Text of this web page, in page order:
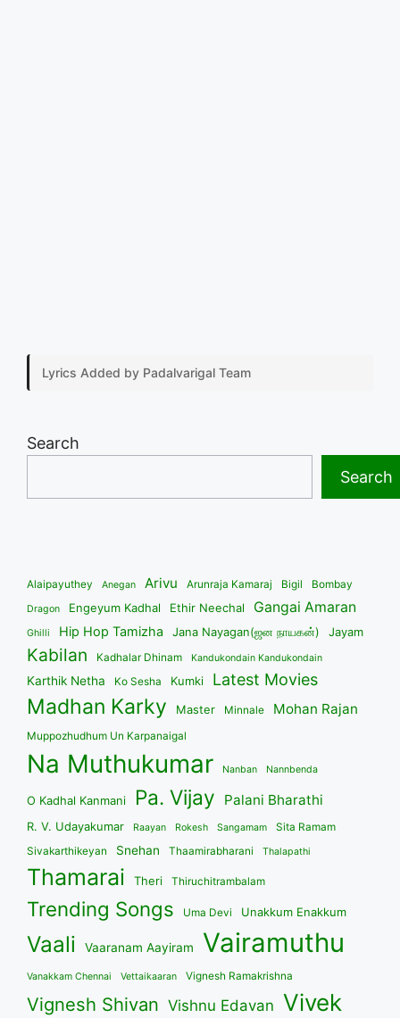
Lyrics Added by Padalvarigal Team
Search
Search
Alaipayuthey Anegan Arivu Arunraja Kamaraj Bigil Bombay
Dragon Engeyum Kadhal Ethir Neechal Gangai Amaran
Ghilli Hip Hop Tamizha Jana Nayagan(ஜன நாயகன்) Jayam
Kabilan Kadhalar Dhinam Kandukondain Kandukondain
Karthik Netha Ko Sesha Kumki Latest Movies
Madhan Karky Master Minnale Mohan Rajan
Muppozhudhum Un Karpanaigal
Na Muthukumar Nanban Nannbenda
O Kadhal Kanmani Pa. Vijay Palani Bharathi
R. V. Udayakumar Raayan Rokesh Sangamam
Sita Ramam
Sivakarthikeyan
Snehan Thaamirabharani Thalapathi
Thamarai Theri Thiruchitrambalam
Trending Songs Uma Devi Unakkum Enakkum
Vaali Vaaranam Aayiram Vairamuthu
Vanakkam Chennai Vettaikaaran Vignesh Ramakrishna
Vignesh Shivan Vishnu Edavan Vivek